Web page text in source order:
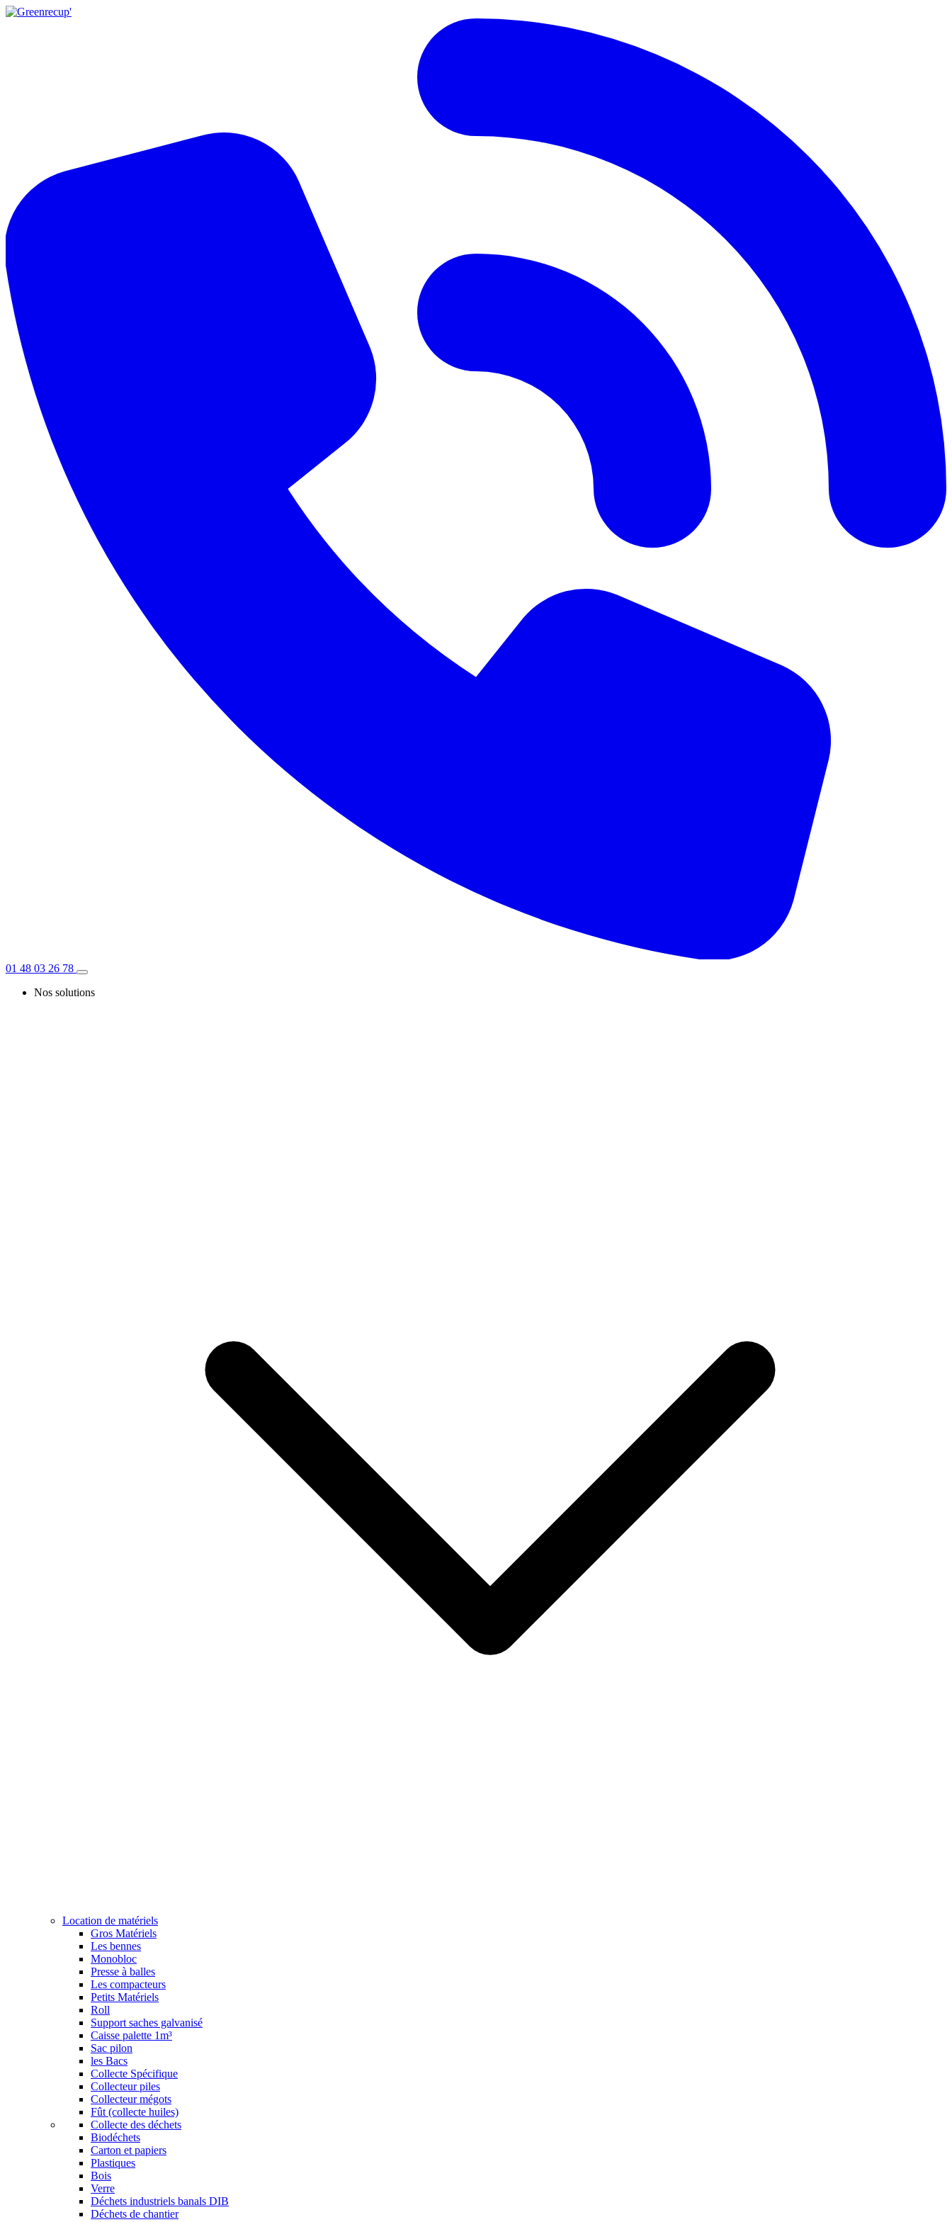
01 48 03 26 78
Nos solutions
Location de matériels
Gros Matériels
Les bennes
Monobloc
Presse à balles
Les compacteurs
Petits Matériels
Roll
Support saches galvanisé
Caisse palette 1m³
Sac pilon
les Bacs
Collecte Spécifique
Collecteur piles
Collecteur mégots
Fût (collecte huiles)
Collecte des déchets
Biodéchets
Carton et papiers
Plastiques
Bois
Verre
Déchets industriels banals DIB
Déchets de chantier